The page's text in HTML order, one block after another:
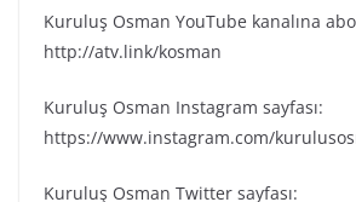
Kuruluş Osman YouTube kanalına
http://atv.link/kosman
Kuruluş Osman Instagram sayfası:
https://www.instagram.com/
Kuruluş Osman Twitter sayfası: